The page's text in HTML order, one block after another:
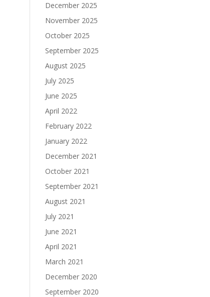
December 2025
November 2025
October 2025
September 2025
August 2025
July 2025
June 2025
April 2022
February 2022
January 2022
December 2021
October 2021
September 2021
August 2021
July 2021
June 2021
April 2021
March 2021
December 2020
September 2020